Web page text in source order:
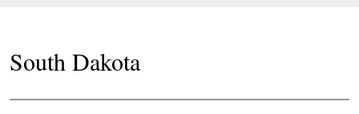
South Dakota